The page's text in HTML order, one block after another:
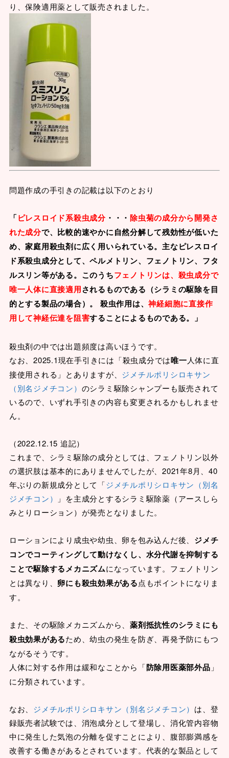
り、保険適用薬として販売されました。
問題作成の手引きの記載は以下のとおり
「ピレスロイド系殺虫成分・・・除虫菊の成分から開発さ
れた成分で、比較的速やかに自然分解して残効性が低いた
め、家庭用殺虫剤に広く用いられている。主なピレスロイ
ド系殺虫成分として、ペルメトリン、フェノトリン、フタ
ルスリン等がある。このうちフェノトリンは、殺虫成分で
唯一人体に直接適用されるものである（シラミの駆除を目
的とする製品の場合）。 殺虫作用は、神経細胞に直接作
用して神経伝達を阻害することによるものである。」
殺虫剤の中では出題頻度は高いほうです。
なお、2025.1現在手引きには「殺虫成分では唯一人体に直
接使用される」とありますが、 ジメチルポリシロキサン
（別名ジメチコン） のシラミ駆除シャンプーも販売されて
いるので、いずれ手引きの内容も変更されるかもしれませ
ん。
（2022.12.15 追記）
これまで、シラミ駆除の成分としては、フェノトリン以外
の選択肢は基本的にありませんでしたが、2021年8月、40
年ぶりの新規成分として「ジメチルポリシロキサン（別名
ジメチコン）
」を主成分とするシラミ駆除薬（アースしら
みとりローション）が発売となりました。
ローションにより成虫や幼虫、卵を包み込んだ後、 ジメチ
コンでコーティングして動けなくし、水分代謝を抑制する
ことで駆除するメカニズムになっています。フェノトリン
とは異なり、 卵にも殺虫効果がある点もポイントになりま
す。
また、その駆除メカニズムから、薬剤抵抗性のシラミにも
殺虫効果があるため、幼虫の発生を防ぎ、再発予防にもつ
ながるそうです。
人体に対する作用は緩和なことから「防除用医薬部外品 」
に分類されています。
なお、 ジメチルポリシロキサン（別名ジメチコン） は、登
録販売者試験では、消泡成分として登場し、消化管内容物
中に発生した気泡の分離を促すことにより、腹部膨満感を
改善する働きがあるとされています。代表的な製品として